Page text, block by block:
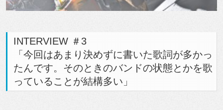
INTERVIEW ＃3
「今回はあまり決めずに書いた歌詞が多かっ
たんです。そのときのバンドの状態とかを歌
っていることが結構多い」